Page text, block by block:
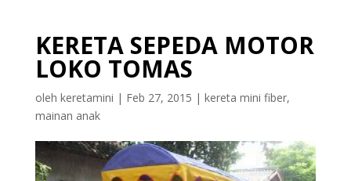
KERETA SEPEDA MOTOR
LOKO TOMAS
oleh keretamini | Feb 27, 2015 | kereta mini fiber,
mainan anak